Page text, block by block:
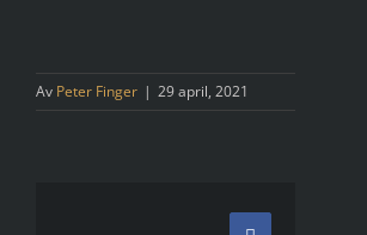
Av Peter Finger | 29 april, 2021